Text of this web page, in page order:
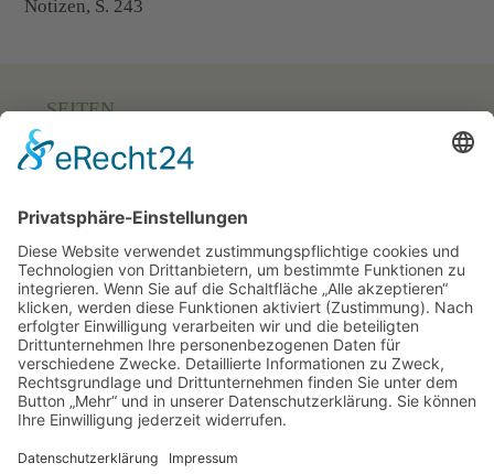
Notizen, S. 243
SEITEN
Startseite
Zeitschrift – Journal ZAA
Aktivitäten
Info-Service
Kontakt
RECHTLICHES
Impressum